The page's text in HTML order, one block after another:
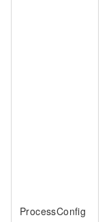
ProcessConfig